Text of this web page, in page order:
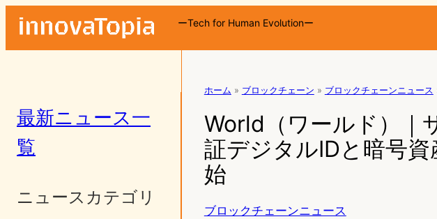
ーTech for Human Evolutionー
最新ニュース一
覧
ニュースカテゴリ
ホーム » ブロックチェーン » ブロックチェーンニュース
World（ワールド）｜
証デジタルIDと暗号
始
ブロックチェーンニュース